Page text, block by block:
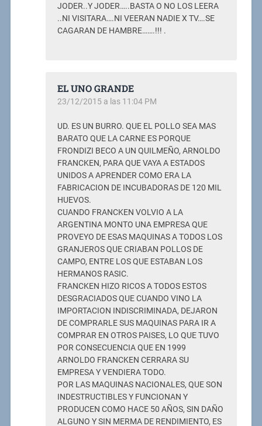
JODER..Y JODER…..BASTA O NO LOS LEERA
..NI VISITARA….NI VEERAN NADIE X TV….SE
CAGARAN DE HAMBRE…….!!! .
EL UNO GRANDE
23/12/2015 a las 11:04 PM
UD. ES UN BURRO. QUE EL POLLO SEA MAS
BARATO QUE LA CARNE ES PORQUE
FRONDIZI BECO A UN QUILMEÑO, ARNOLDO
FRANCKEN, PARA QUE VAYA A ESTADOS
UNIDOS A APRENDER COMO ERA LA
FABRICACION DE INCUBADORAS DE 120 MIL
HUEVOS.
CUANDO FRANCKEN VOLVIO A LA
ARGENTINA MONTO UNA EMPRESA QUE
PROVEYO DE ESAS MAQUINAS A TODOS LOS
GRANJEROS QUE CRIABAN POLLOS DE
CAMPO, ENTRE LOS QUE ESTABAN LOS
HERMANOS RASIC.
FRANCKEN HIZO RICOS A TODOS ESTOS
DESGRACIADOS QUE CUANDO VINO LA
IMPORTACION INDISCRIMINADA, DEJARON
DE COMPRARLE SUS MAQUINAS PARA IR A
COMPRAR EN OTROS PAISES, LO QUE TUVO
POR CONSECUENCIA QUE EN 1999
ARNOLDO FRANCKEN CERRARA SU
EMPRESA Y VENDIERA TODO.
POR LAS MAQUINAS NACIONALES, QUE SON
INDESTRUCTIBLES Y FUNCIONAN Y
PRODUCEN COMO HACE 50 AÑOS, SIN DAÑO
ALGUNO Y SIN MERMA DE RENDIMIENTO, ES